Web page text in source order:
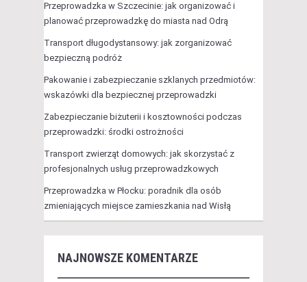
Przeprowadzka w Szczecinie: jak organizować i
planować przeprowadzkę do miasta nad Odrą
Transport długodystansowy: jak zorganizować
bezpieczną podróż
Pakowanie i zabezpieczanie szklanych przedmiotów:
wskazówki dla bezpiecznej przeprowadzki
Zabezpieczanie biżuterii i kosztowności podczas
przeprowadzki: środki ostrożności
Transport zwierząt domowych: jak skorzystać z
profesjonalnych usług przeprowadzkowych
Przeprowadzka w Płocku: poradnik dla osób
zmieniających miejsce zamieszkania nad Wisłą
NAJNOWSZE KOMENTARZE